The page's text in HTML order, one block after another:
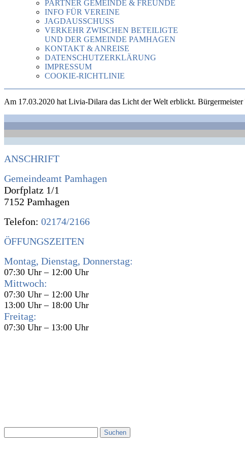
PARTNER GEMEINDE & FREUNDE
INFO FÜR VEREINE
JAGDAUSSCHUSS
VERKEHR ZWISCHEN BETEILIGTE
UND DER GEMEINDE PAMHAGEN
KONTAKT & ANREISE
DATENSCHUTZERKLÄRUNG
IMPRESSUM
COOKIE-RICHTLINIE
Am 17.03.2020 hat Livia-Dilara das Licht der Welt erblickt.
ANSCHRIFT
Gemeindeamt Pamhagen
Dorfplatz 1/1
7152 Pamhagen
Telefon: 02174/2166
ÖFFUNGSZEITEN
Montag, Dienstag, Donnerstag:
07:30 Uhr – 12:00 Uhr
Mittwoch:
07:30 Uhr – 12:00 Uhr
13:00 Uhr – 18:00 Uhr
Freitag:
07:30 Uhr – 13:00 Uhr